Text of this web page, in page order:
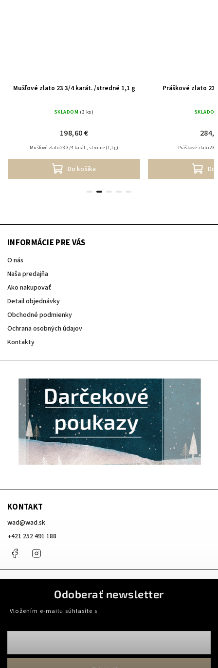
Mušľové zlato 23 3/4 karát. /stredné 1,1 g
SKLADOM (3 ks)
198,60 €
Do košíka
Mušľové zlato 23 3/4 karát., stredné (1,1 g)
Práškové zlato 23
Do
Práškové zlato 23
INFORMÁCIE PRE VÁS
O nás
Naša predajňa
Ako nakupovať
Detail objednávky
Obchodné podmienky
Ochrana osobných údajov
Kontakty
KONTAKT
wad@wad.sk
+421 252 491 188
Facebook
Odoberať newsletter
Vložením e-mailu súhlasíte s